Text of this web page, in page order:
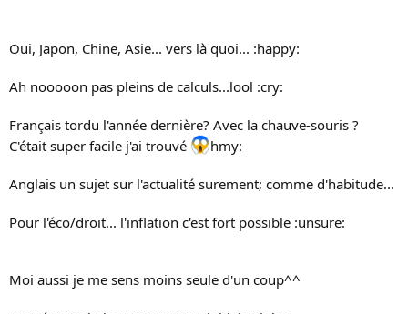
droit eco : alors la aucune idée !!!
sent moins seule d'un coup !!!! :wink2: tu fait quoi après ton bac?
Oui, Japon, Chine, Asie... vers là quoi... :happy:
Ah nooooon pas pleins de calculs...lool :cry:
Français tordu l'année dernière? Avec la chauve-souris ?
C'était super facile j'ai trouvé
hmy:
Anglais un sujet sur l'actualité surement; comme d'habitude...
Pour l'éco/droit... l'inflation c'est fort possible :unsure:
Moi aussi je me sens moins seule d'un coup^^